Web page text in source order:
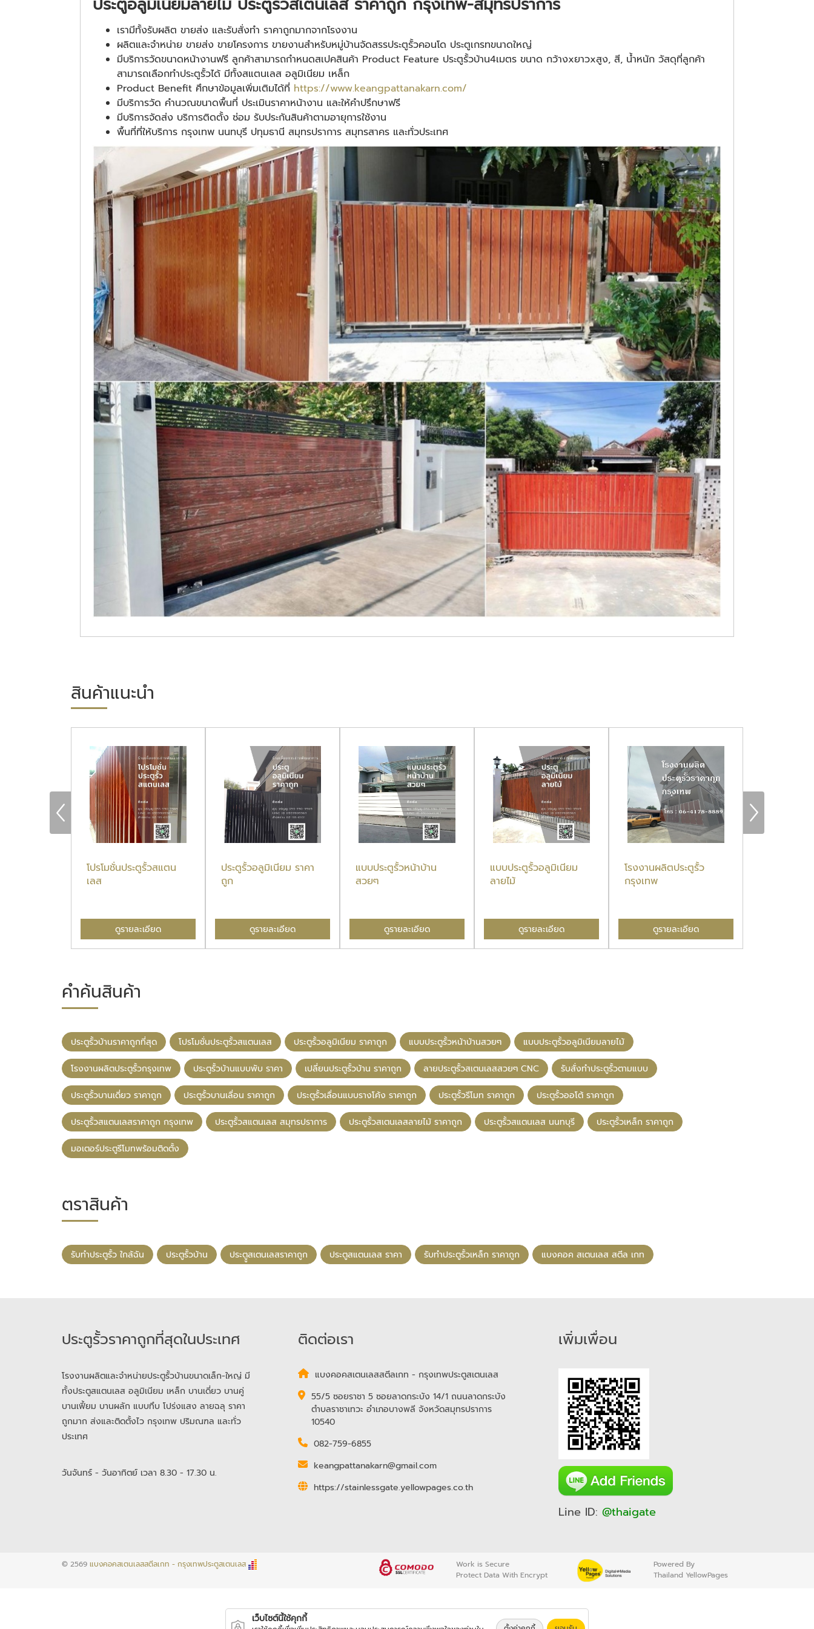
เรามีทั้งรับผลิต ขายส่ง และรับสั่งทำ ราคาถูกมากจากโรงงาน
ผลิตและจำหน่าย ขายส่ง ขายโครงการ ขายงานสำหรับหมู่บ้านจัดสรรประตูรั้วคอนโด ประตูเกรทขนาดใหญ่
มีบริการวัดขนาดหน้างานฟรี ลูกค้าสามารถกำหนดสเปคสินค้า Product Feature ประตูรั้วบ้าน4เมตร ขนาด กว้างxยาวxสูง, สี, น้ำหนัก วัสดุที่ลูกค้า
สามารถเลือกทำประตูรั้วได้ มีทั้งสแตนเลส อลูมิเนียม เหล็ก
Product Benefit ศึกษาข้อมูลเพิ่มเติมได้ที่ https://www.keangpattanakarn.com/
มีบริการวัด คำนวณขนาดพื้นที่ ประเมินราคาหน้างาน และให้คำปรึกษาฟรี
มีบริการจัดส่ง บริการติดตั้ง ซ่อม รับประกันสินค้าตามอายุการใช้งาน
พื้นที่ที่ให้บริการ กรุงเทพ นนทบุรี ปทุมธานี สมุทรปราการ สมุทรสาคร และทั่วประเทศ
สินค้าแนะนำ
โปรโมชั่นประตูรั้วสแตน
เลส
ดูรายละเอียด
ประตูรั้วอลูมิเนียม ราคา
ถูก
ดูรายละเอียด
แบบประตูรั้วหน้าบ้าน
สวยๆ
ดูรายละเอียด
แบบประตูรั้วอลูมิเนียม
ลายไม้
ดูรายละเอียด
โรงงานผลิตประตูรั้ว
กรุงเทพ
ดูรายละเอียด
คำค้นสินค้า
ประตูรั้วบ้านราคาถูกที่สุด โปรโมชั่นประตูรั้วสแตนเลส ประตูรั้วอลูมิเนียม ราคาถูก แบบประตูรั้วหน้าบ้านสวยๆ แบบประตูรั้วอลูมิเนียมลายไม้
โรงงานผลิตประตูรั้วกรุงเทพ ประตูรั้วบ้านแบบพับ ราคา เปลี่ยนประตูรั้วบ้าน ราคาถูก ลายประตูรั้วสเตนเลสสวยๆ CNC รับสั่งทำประตูรั้วตามแบบ
ประตูรั้วบานเดี่ยว ราคาถูก ประตูรั้วบานเลื่อน ราคาถูก ประตูรั้วเลื่อนแบบรางโค้ง ราคาถูก ประตูรั้วรีโมท ราคาถูก ประตูรั้วออโต้ ราคาถูก
ประตูรั้วสแตนเลสราคาถูก กรุงเทพ ประตูรั้วสแตนเลส สมุทรปราการ ประตูรั้วสเตนเลสลายไม้ ราคาถูก ประตูรั้วสแตนเลส นนทบุรี ประตูรั้วเหล็ก ราคาถูก
มอเตอร์ประตูรีโมทพร้อมติดตั้ง
ตราสินค้า
รับทําประตูรั้ว ใกล้ฉัน ประตูรั้วบ้าน ประตููสเตนเลสราคาถูก ประตูสแตนเลส ราคา รับทําประตูรั้วเหล็ก ราคาถูก แบงคอค สเตนเลส สตีล เกท
ประตูรั้วราคาถูกที่สุดในประเทศ
โรงงานผลิตและจำหน่ายประตูรั้วบ้านขนาดเล็ก-ใหญ่ มี
ทั้งประตูสแตนเลส อลูมิเนียม เหล็ก บานเดี่ยว บานคู่
บานเฟี้ยม บานผลัก แบบทึบ โปร่งแสง ลายฉลุ ราคา
ถูกมาก ส่งและติดตั้งไว กรุงเทพ ปริมณฑล และทั่ว
ประเทศ
วันจันทร์ - วันอาทิตย์ เวลา 8.30 - 17.30 น.
ติดต่อเรา
แบงคอคสเตนเลสสตีลเกท - กรุงเทพประตูสเตนเลส
55/5 ซอยราชา 5 ซอยลาดกระบัง 14/1 ถนนลาดกระบัง
ตำบลราชาเทวะ อำเภอบางพลี จังหวัดสมุทรปราการ
10540
082-759-6855
keangpattanakarn@gmail.com
https://stainlessgate.yellowpages.co.th
เพิ่มเพื่อน
Line ID: @thaigate
© 2569 แบงคอคสเตนเลสสตีลเกท - กรุงเทพประตูสเตนเลส
Work is Secure
Protect Data With Encrypt
Powered By
Thailand YellowPages
เว็บไซต์นี้ใช้คุกกี้